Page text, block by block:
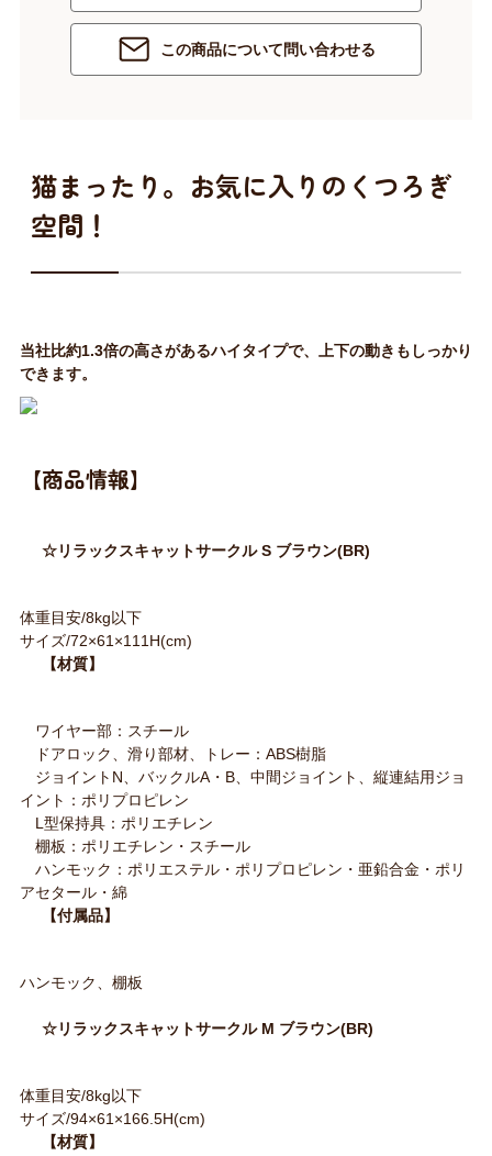
この商品について問い合わせる
猫まったり。お気に入りのくつろぎ
空間！
当社比約1.3倍の高さがあるハイタイプで、上下の動きもしっかり
できます。
【商品情報】
☆リラックスキャットサークル S ブラウン(BR)
体重目安/8kg以下
サイズ/72×61×111H(cm)
【材質】
ワイヤー部：スチール
ドアロック、滑り部材、トレー：ABS樹脂
ジョイントN、バックルA・B、中間ジョイント、縦連結用ジョ
イント：ポリプロピレン
L型保持具：ポリエチレン
棚板：ポリエチレン・スチール
ハンモック：ポリエステル・ポリプロピレン・亜鉛合金・ポリ
アセタール・綿
【付属品】
ハンモック、棚板
☆リラックスキャットサークル M ブラウン(BR)
体重目安/8kg以下
サイズ/94×61×166.5H(cm)
【材質】